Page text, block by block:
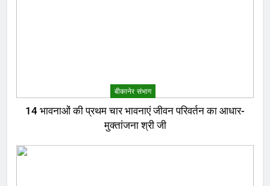
बीकानेर संभाग
14 भावनाओं की प्रथम चार भावनाएं जीवन परिवर्तन का आधार-
मुक्तांजना श्री जी